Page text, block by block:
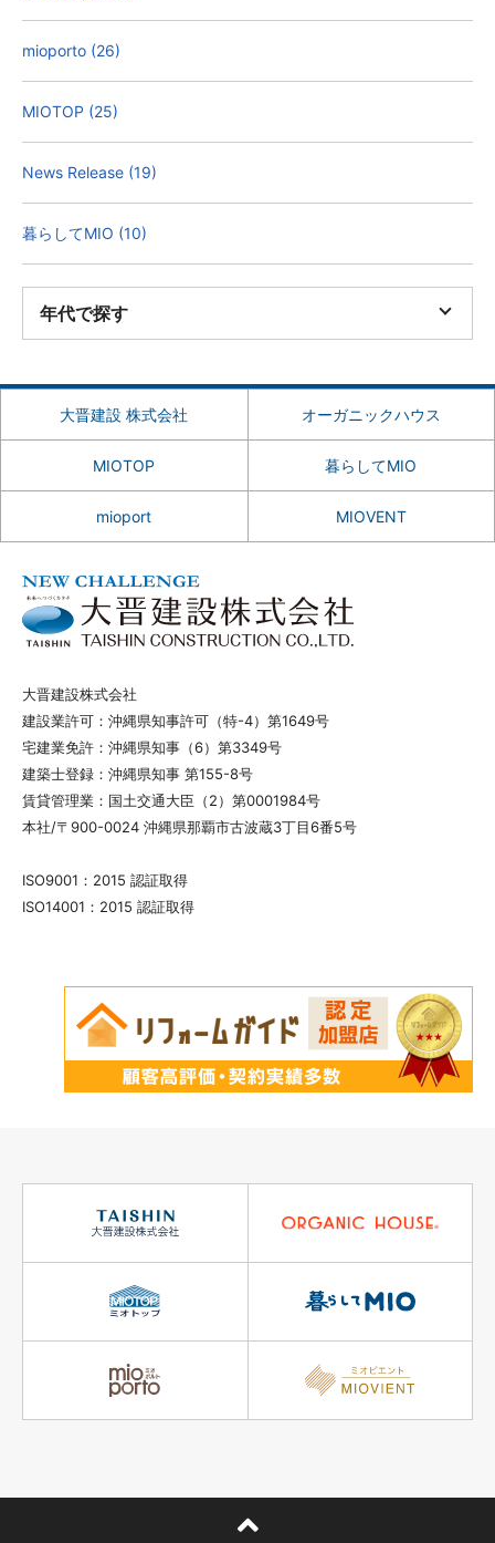
mioporto (26)
MIOTOP (25)
News Release (19)
暮らしてMIO (10)
年代で探す
大晋建設 株式会社 オーガニックハウス
MIOTOP 暮らしてMIO
mioport MIOVENT
大晋建設株式会社
建設業許可：沖縄県知事許可（特-4）第1649号
宅建業免許：沖縄県知事（6）第3349号
建築士登録：沖縄県知事 第155-8号
賃貸管理業：国土交通大臣（2）第0001984号
本社/〒900-0024 沖縄県那覇市古波蔵3丁目6番5号
ISO9001：2015 認証取得
ISO14001：2015 認証取得